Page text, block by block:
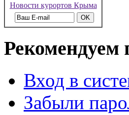
Новости курортов Крыма
Рекомендуем
Вход в
Забыли